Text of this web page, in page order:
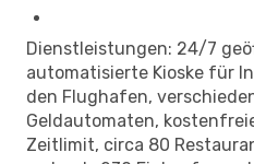
Dienstleistungen: 24/7
automatisierte Kioske für
den Flughafen,
Geldautomaten,
Zeitlimit, circa 80